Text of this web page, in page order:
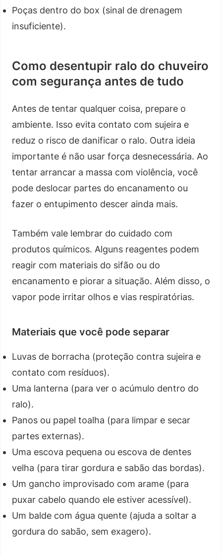
Poças dentro do box (sinal de drenagem
insuficiente).
Como desentupir ralo do chuveiro
com segurança antes de tudo
Antes de tentar qualquer coisa, prepare o
ambiente. Isso evita contato com sujeira e
reduz o risco de danificar o ralo. Outra ideia
importante é não usar força desnecessária. Ao
tentar arrancar a massa com violência, você
pode deslocar partes do encanamento ou
fazer o entupimento descer ainda mais.
Também vale lembrar do cuidado com
produtos químicos. Alguns reagentes podem
reagir com materiais do sifão ou do
encanamento e piorar a situação. Além disso, o
vapor pode irritar olhos e vias respiratórias.
Materiais que você pode separar
Luvas de borracha (proteção contra sujeira e
contato com resíduos).
Uma lanterna (para ver o acúmulo dentro do
ralo).
Panos ou papel toalha (para limpar e secar
partes externas).
Uma escova pequena ou escova de dentes
velha (para tirar gordura e sabão das bordas).
Um gancho improvisado com arame (para
puxar cabelo quando ele estiver acessível).
Um balde com água quente (ajuda a soltar a
gordura do sabão, sem exagero).